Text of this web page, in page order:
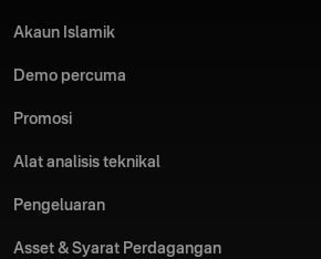
Akaun Islamik
Demo percuma
Promosi
Alat analisis teknikal
Pengeluaran
Asset & Syarat Perdagangan